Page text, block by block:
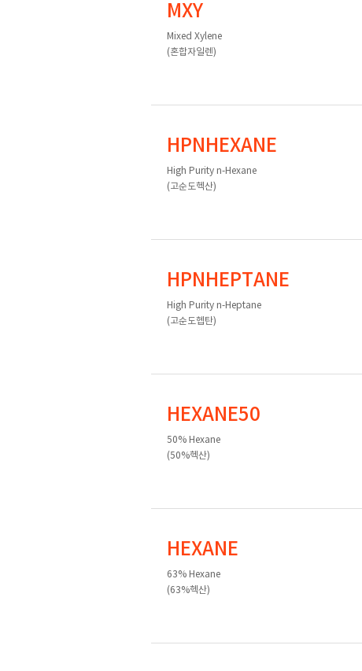
MXY
Mixed Xylene
(혼합자일렌)
HPNHEXANE
High Purity n-Hexane
(고순도헥산)
HPNHEPTANE
High Purity n-Heptane
(고순도헵탄)
HEXANE50
50% Hexane
(50%헥산)
HEXANE
63% Hexane
(63%헥산)